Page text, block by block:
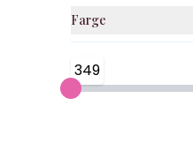
Farge
349